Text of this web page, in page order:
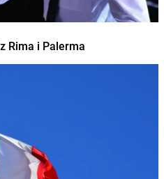
Rima i Palerma